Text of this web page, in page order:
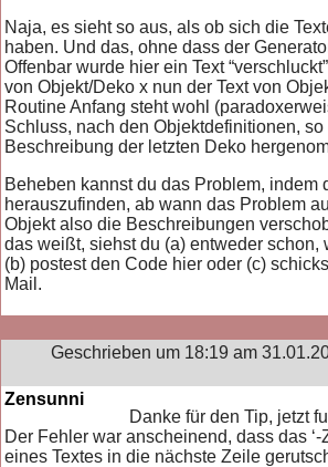
Naja, es sieht so aus, als ob sich die
haben. Und das, ohne dass der
Offenbar wurde hier ein Text
von Objekt/Deko x nun der Text von
Routine Anfang steht wohl
Schluss, nach den Objektdefinitionen,
Beschreibung der letzten Deko
Beheben kannst du das Problem, indem
herauszufinden, ab wann das Problem
Objekt also die Beschreibungen
das weißt, siehst du (a) entweder schon,
(b) postest den Code hier oder (c)
Mail.
Geschrieben um 18:19 am
Zensunni
Danke für den Tip, jetzt
Der Fehler war anscheinend, dass das
eines Textes in die nächste Zeile